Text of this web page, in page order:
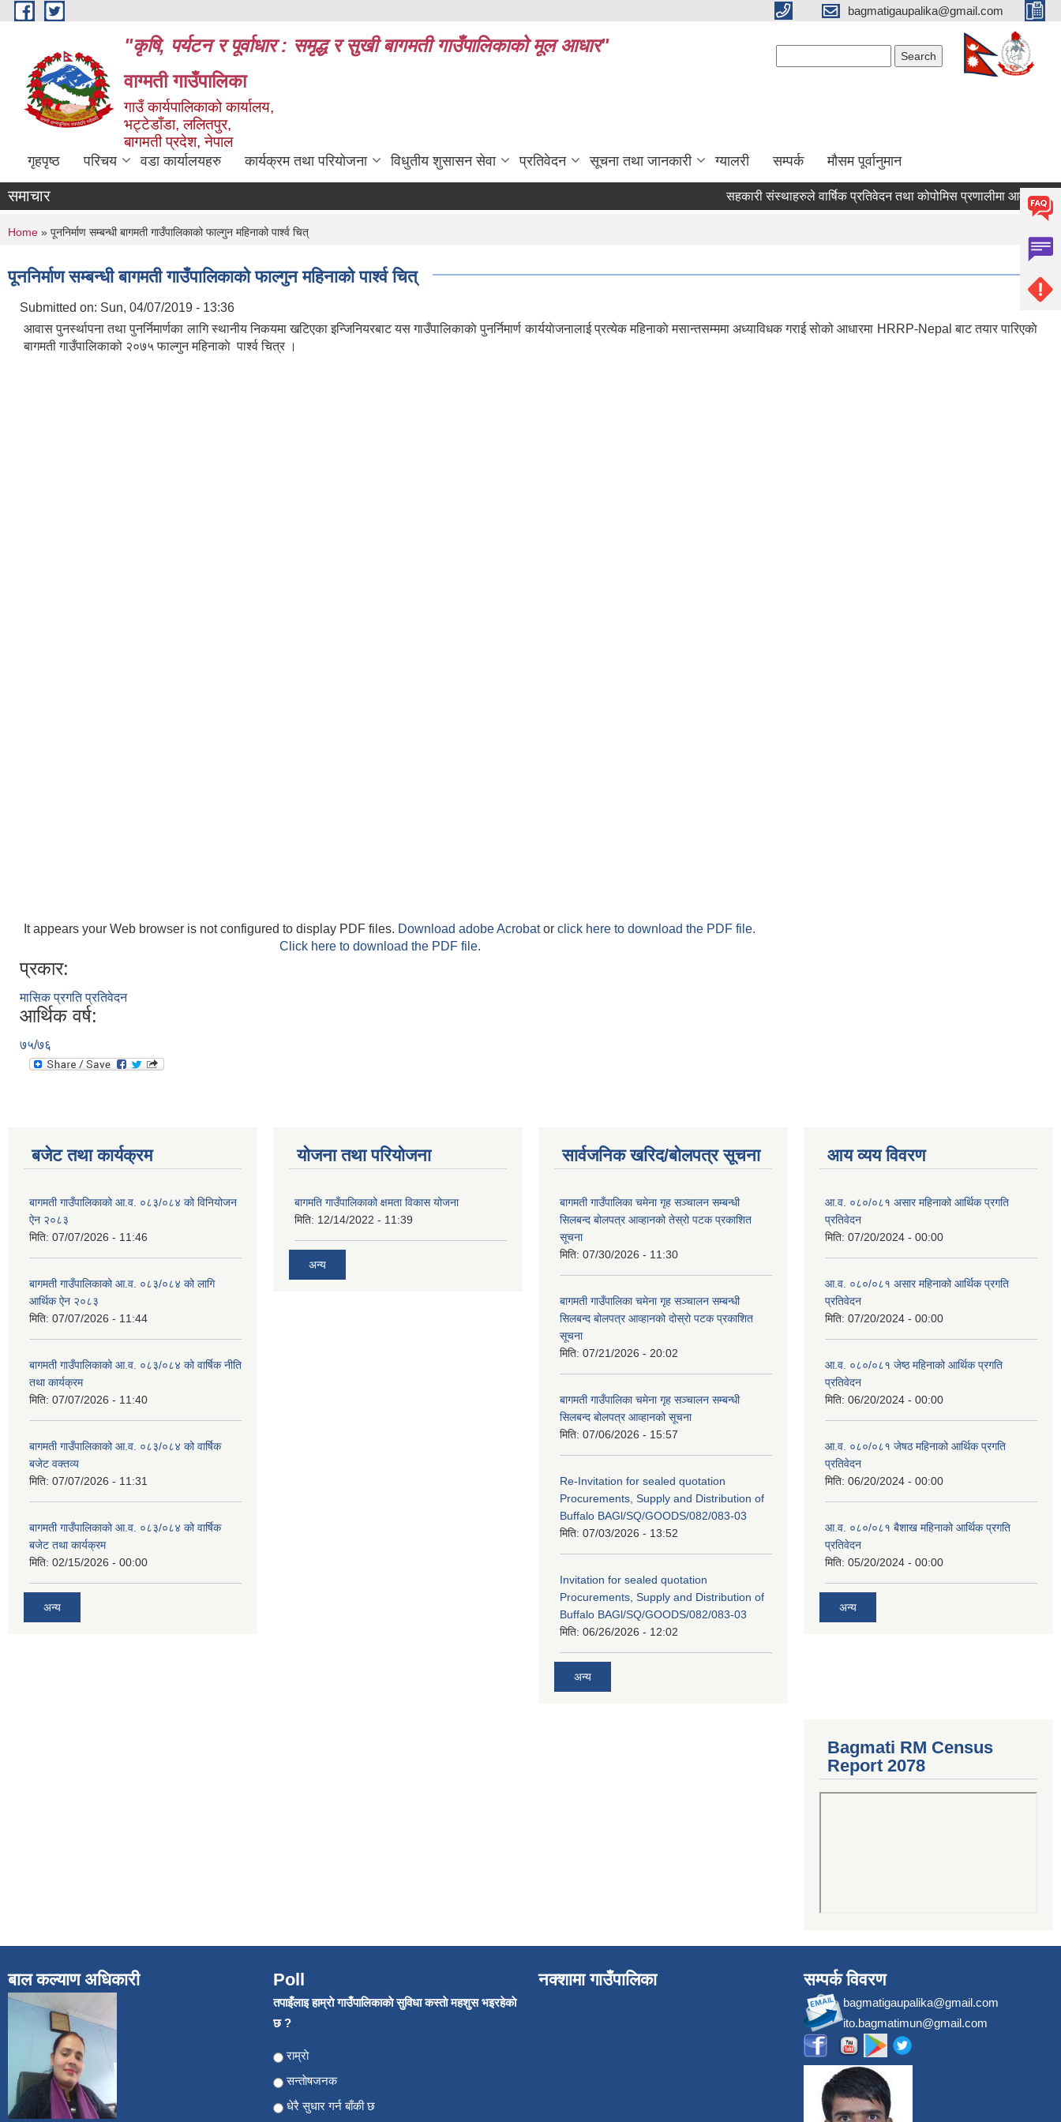
Skip to main content bagmatigaupalika@gmail.com
"कृषि, पर्यटन र पूर्वाधार : समृद्ध र सुखी बागमती गाउँपालिकाको मूल आधार"
वाग्मती गाउँपालिका
गाउँ कार्यपालिकाको कार्यालय,
भट्टेडाँडा, ललितपुर,
बागमती प्रदेश, नेपाल
गृहपृष्ठ परिचय वडा कार्यालयहरु कार्यक्रम तथा परियोजना विधुतीय शुसासन सेवा प्रतिवेदन सूचना तथा जानकारी ग्यालरी सम्पर्क मौसम पूर्वानुमान
समाचार सहकारी संस्थाहरुले वार्षिक प्रतिवेदन तथा कोपोमिस प्रणालीमा आवद्ध भई
You are here
Home » पूननिर्माण सम्बन्धी बागमती गाउँपालिकाको फाल्गुन महिनाको पार्श्व चित्
पूननिर्माण सम्बन्धी बागमती गाउँपालिकाको फाल्गुन महिनाको पार्श्व चित्
Submitted on: Sun, 04/07/2019 - 13:36
आवास पुनर्स्थापना तथा पुनर्निमार्णका लागि स्थानीय निकयमा खटिएका इन्जिनियरबाट यस गाउँपालिकाकाे पुनर्निमार्ण कार्ययाेजनालाई प्रत्येक महिनाकाे मसान्तसम्ममा अध्याविधक गराई साेको आधारमा HRRP-Nepal बाट तयार पारिएकाे
बागमती गाउँपालिकाको २०७५ फाल्गुन महिनाकाे पार्श्व चित्र ।
It appears your Web browser is not configured to display PDF files. Download adobe Acrobator click here to download the PDF file.
Click here to download the PDF file.
प्रकार:
मासिक प्रगति प्रतिवेदन
आर्थिक वर्ष:
७५/७६
बजेट तथा कार्यक्रम
बागमती गाउँपालिकाको आ.व. ०८३/०८४ को विनियोजन
ऐन २०८३
मिति: 07/07/2026 - 11:46
बागमती गाउँपालिकाको आ.व. ०८३/०८४ को लागि
आर्थिक ऐन २०८३
मिति: 07/07/2026 - 11:44
बागमती गाउँपालिकाको आ.व. ०८३/०८४ को वार्षिक नीति
तथा कार्यक्रम
मिति: 07/07/2026 - 11:40
बागमती गाउँपालिकाको आ.व. ०८३/०८४ को वार्षिक
बजेट वक्तव्य
मिति: 07/07/2026 - 11:31
बागमती गाउँपालिकाको आ.व. ०८३/०८४ को वार्षिक
बजेट तथा कार्यक्रम
मिति: 02/15/2026 - 00:00
अन्य
योजना तथा परियोजना
बागमति गाउँपालिकाको क्षमता विकास योजना
मिति: 12/14/2022 - 11:39
अन्य
सार्वजनिक खरिद/बोलपत्र सूचना
बागमती गाउँपालिका चमेना गृह सञ्चालन सम्बन्धी
सिलबन्द बोलपत्र आव्हानको तेस्रो पटक प्रकाशित
सूचना
मिति: 07/30/2026 - 11:30
बागमती गाउँपालिका चमेना गृह सञ्चालन सम्बन्धी
सिलबन्द बोलपत्र आव्हानको दोस्रो पटक प्रकाशित
सूचना
मिति: 07/21/2026 - 20:02
बागमती गाउँपालिका चमेना गृह सञ्चालन सम्बन्धी
सिलबन्द बोलपत्र आव्हानको सूचना
मिति: 07/06/2026 - 15:57
Re-Invitation for sealed quotation
Procurements, Supply and Distribution of
Buffalo BAGl/SQ/GOODS/082/083-03
मिति: 07/03/2026 - 13:52
Invitation for sealed quotation
Procurements, Supply and Distribution of
Buffalo BAGl/SQ/GOODS/082/083-03
मिति: 06/26/2026 - 12:02
अन्य
आय व्यय विवरण
आ.व. ०८०/०८१ असार महिनाको आर्थिक प्रगति
प्रतिवेदन
मिति: 07/20/2024 - 00:00
आ.व. ०८०/०८१ असार महिनाको आर्थिक प्रगति
प्रतिवेदन
मिति: 07/20/2024 - 00:00
आ.व. ०८०/०८१ जेष्ठ महिनाको आर्थिक प्रगति
प्रतिवेदन
मिति: 06/20/2024 - 00:00
आ.व. ०८०/०८१ जेषठ महिनाको आर्थिक प्रगति
प्रतिवेदन
मिति: 06/20/2024 - 00:00
आ.व. ०८०/०८१ बैशाख महिनाको आर्थिक प्रगति
प्रतिवेदन
मिति: 05/20/2024 - 00:00
अन्य
Bagmati RM Census
Report 2078
बाल कल्याण अधिकारी Poll
तपाइँलाइ हाम्राे गाउँपालिकाकाे सुविधा कस्ताे महशुस भइरहेकाे
छ ?
Choices
राम्राे
सन्ताेषजनक
धेरै सुधार गर्न बाँकी छ
नक्शामा गाउँपालिका सम्पर्क विवरण
bagmatigaupalika@gmail.com
ito.bagmatimun@gmail.com